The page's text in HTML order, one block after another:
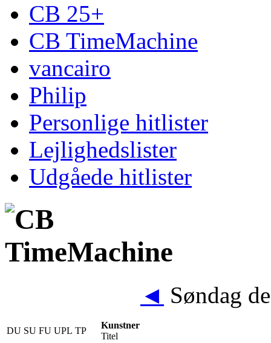
CB 25+
CB TimeMachine
vancairo
Philip
Personlige hitlister
Lejlighedslister
Udgåede hitlister
◄ Søndag
DU SU FU UPL TP
Kunstner
Titel